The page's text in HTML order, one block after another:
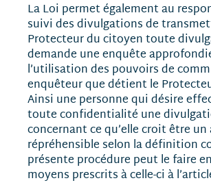
La Loi permet également au
suivi des divulgations de
Protecteur du citoyen toute
demande une enquête
l’utilisation des pouvoirs de
enquêteur que détient le
Ainsi une personne qui désire
toute confidentialité une
concernant ce qu’elle croit être un
répréhensible selon la définition
présente procédure peut le faire
moyens prescrits à celle-ci à